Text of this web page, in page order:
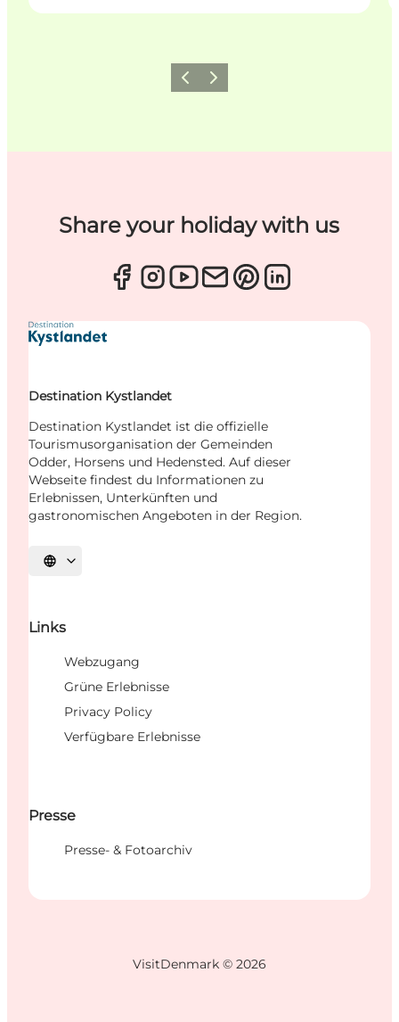
ZurückWeiter
Share your holiday with us
Destination Kystlandet
Destination Kystlandet ist die offizielle
Tourismusorganisation der Gemeinden
Odder, Horsens und Hedensted. Auf dieser
Webseite findest du Informationen zu
Erlebnissen, Unterkünften und
gastronomischen Angeboten in der Region.
Sprache auswählen
Links
Webzugang
Grüne Erlebnisse
Privacy Policy
Verfügbare Erlebnisse
Presse
Presse- & Fotoarchiv
VisitDenmark © 2026